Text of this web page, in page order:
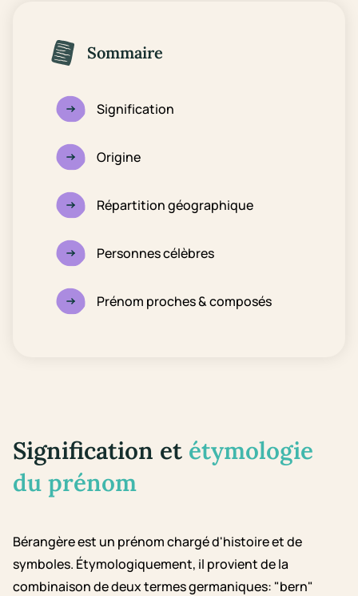
Sommaire
Signification
Origine
Répartition géographique
Personnes célèbres
Prénom proches & composés
Signification et étymologie
du prénom
Bérangère est un prénom chargé d'histoire et de
symboles. Étymologiquement, il provient de la
combinaison de deux termes germaniques: "bern"